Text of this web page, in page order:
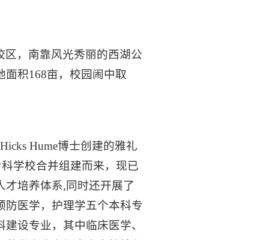
区，南靠风光秀丽的西湖公
面积168亩，校园闹中取
Hume博士创建的雅礼
学校合并组建而来，现已
培养体系,同时还开展了
防医学，护理学五个本科专
设专业，其中临床医学、